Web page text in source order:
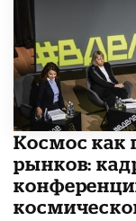
Космос как
рынков: